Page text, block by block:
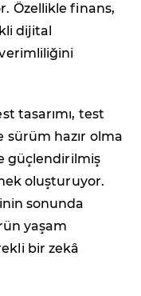
Özellikle finans,
dijital
tasarımı, test
hazır olma
güçlendirilmiş
oluşturuyor.
sonunda
yaşam
bir zekâ